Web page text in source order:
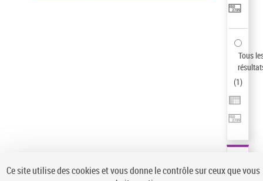
Tous
(1)
Ce site utilise des cookies et vous donne le contrôle sur ceux que vous